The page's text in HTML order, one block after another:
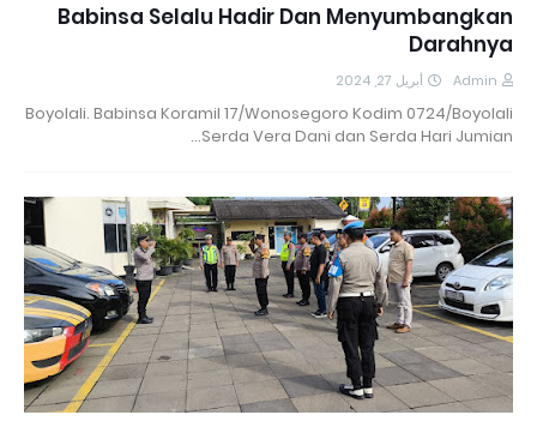
Babinsa Selalu Hadir Dan Menyumbangkan
Darahnya
Admin أبريل 27, 2024
Boyolali. Babinsa Koramil 17/Wonosegoro Kodim 0724/Boyolali
Serda Vera Dani dan Serda Hari Jumian…